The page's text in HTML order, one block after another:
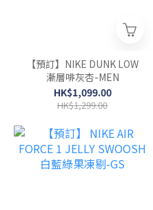
【預訂】NIKE DUNK LOW
漸層啡灰杏-MEN
HK$1,099.00
HK$1,299.00